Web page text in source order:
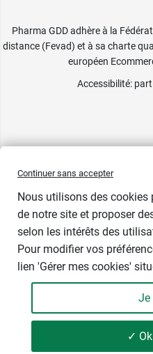
Indisponible
Pharma GDD adhère à la
distance (Fevad) et à sa charte
européen
Accessibilité:
Continuer sans accepter
Nous utilisons des cookies
de notre site et proposer
selon les intérêts des
Pour modifier vos
lien 'Gérer mes cookies'
Je
✓